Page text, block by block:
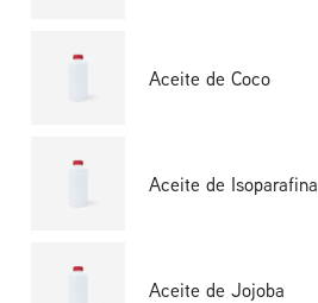
Aceite de Coco
Aceite de Isoparafina
Aceite de Jojoba